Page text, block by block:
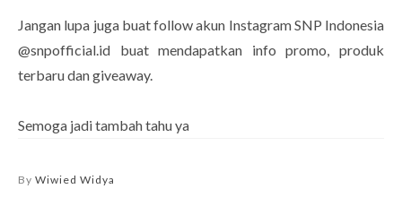
Jangan lupa juga buat follow akun Instagram SNP Indonesia
@snpofficial.id buat mendapatkan info promo, produk
terbaru dan giveaway.
Semoga jadi tambah tahu ya
By Wiwied Widya